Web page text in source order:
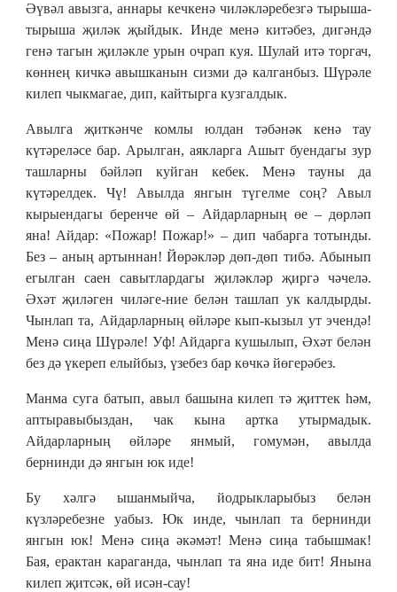
Әүвәл авызга, аннары кечкенә чиләкләребезгә тырыша-
тырыша җиләк җыйдык. Инде менә китәбез, дигәндә
генә тагын җиләкле урын очрап куя. Шулай итә торгач,
көннең кичкә авышканын сизми дә калганбыз. Шүрәле
килеп чыкмагае, дип, кайтырга кузгалдык.
Авылга җиткәнче комлы юлдан тәбәнәк кенә тау
күтәреләсе бар. Арылган, аякларга Ашыт буендагы зур
ташларны бәйләп куйган кебек. Менә тауны да
күтәрелдек. Чү! Авылда янгын түгелме соң? Авыл
кырыендагы беренче өй – Айдарларның өе – дөрләп
яна! Айдар: «Пожар! Пожар!» – дип чабарга тотынды.
Без – аның артыннан! Йөрәкләр дөп-дөп тибә. Абынып
егылган саен савытлардагы җиләкләр җиргә чәчелә.
Әхәт җиләген чиләге-ние белән ташлап ук калдырды.
Чынлап та, Айдарларның өйләре кып-кызыл ут эчендә!
Менә сиңа Шүрәле! Уф! Айдарга кушылып, Әхәт белән
без дә үкереп елыйбыз, үзебез бар көчкә йөгерәбез.
Манма суга батып, авыл башына килеп тә җиттек һәм,
аптыравыбыздан, чак кына артка утырмадык.
Айдарларның өйләре янмый, гомумән, авылда
бернинди дә янгын юк иде!
Бу хәлгә ышанмыйча, йодрыкларыбыз белән
күзләребезне уабыз. Юк инде, чынлап та бернинди
янгын юк! Менә сиңа әкәмәт! Менә сиңа табышмак!
Бая, ерактан караганда, чынлап та яна иде бит! Янына
килеп җитсәк, өй исән-сау!